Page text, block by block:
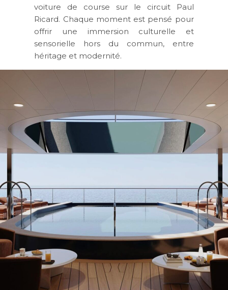
voiture de course sur le circuit Paul
Ricard. Chaque moment est pensé pour
offrir
une immersion culturelle et
sensorielle hors du commun, entre
héritage et modernité.